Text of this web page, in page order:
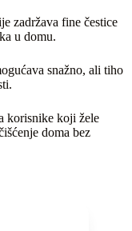
zadržava fine čestice
u domu.
snažno, ali tiho
korisnike koji žele
doma bez